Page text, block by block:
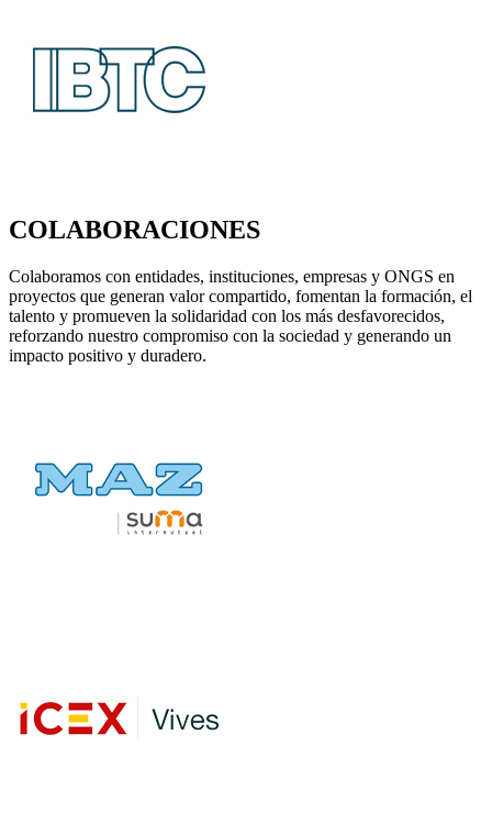
COLABORACIONES
Colaboramos con entidades, instituciones, empresas y ONGS en
proyectos que generan valor compartido, fomentan la formación, el
talento y promueven la solidaridad con los más desfavorecidos,
reforzando nuestro compromiso con la sociedad y generando un
impacto positivo y duradero.